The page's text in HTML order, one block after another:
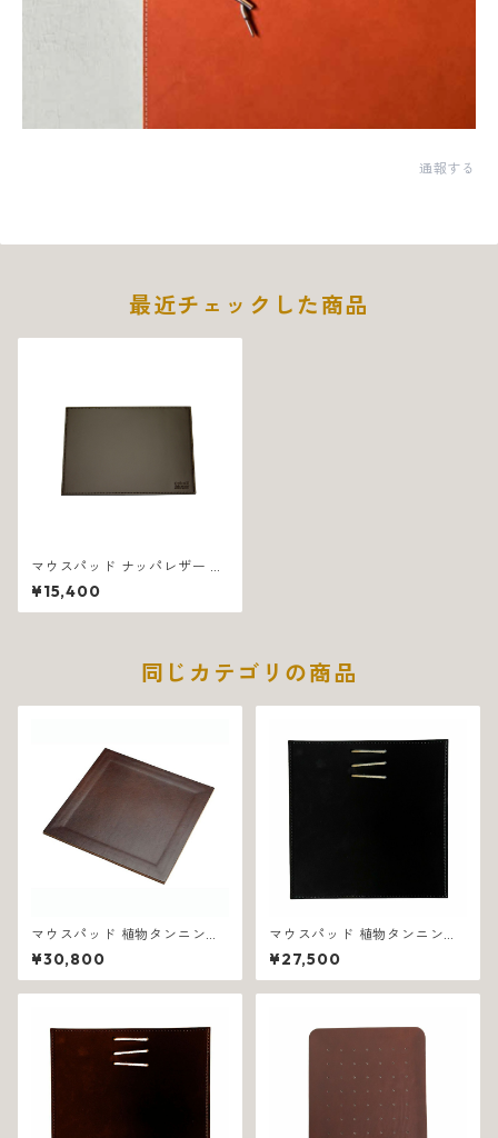
通報する
最近チェックした商品
マウスパッド ナッパレザー イ
タリア製 ブラウン スムーズ 12
45
¥15,400
同じカテゴリの商品
マウスパッド 植物タンニン鞣
し革 イタリア製 ブラウン ノー
チェッタ 1092
¥30,800
マウスパッド 植物タンニン鞣
し革 イタリア製 ブラック リー
ネア 1077
¥27,500